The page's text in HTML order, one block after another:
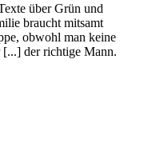
über Grün und
braucht mitsamt
obwohl man keine
der richtige Mann.